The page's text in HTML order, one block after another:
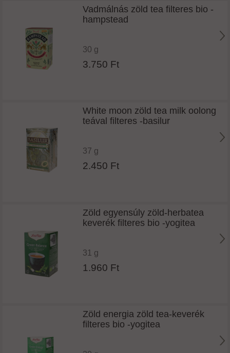
Vadmálnás zöld tea filteres bio -
hampstead
30 g
3.750 Ft
White moon zöld tea milk oolong
teával filteres -basilur
37 g
2.450 Ft
Zöld egyensúly zöld-herbatea
keverék filteres bio -yogitea
31 g
1.960 Ft
Zöld energia zöld tea-keverék
filteres bio -yogitea